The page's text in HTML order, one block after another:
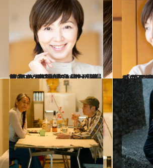
2025.5.30
【初めから読む】渡辺満里奈 （54）「50代は我慢しないと決めていた」家族への“不機嫌宣言”が起こした“変化”
カルチャー 「“何でもできる親”でなくなる母を間
カルチ